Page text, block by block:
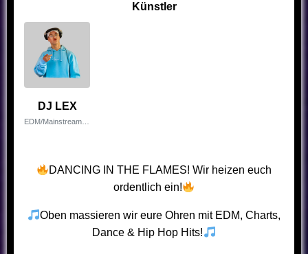
Künstler
DJ LEX
DANCING IN THE FLAMES! Wir heizen euch
ordentlich ein!
Oben massieren wir eure Ohren mit EDM, Charts,
Dance & Hip Hop Hits!